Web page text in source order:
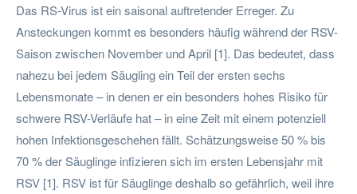
Das RS-Virus ist ein saisonal auftretender Erreger. Zu
Ansteckungen kommt es besonders häufig während der RSV-
Saison zwischen November und April [1]. Das bedeutet, dass
nahezu bei jedem Säugling ein Teil der ersten sechs
Lebensmonate – in denen er ein besonders hohes Risiko für
schwere RSV-Verläufe hat – in eine Zeit mit einem potenziell
hohen Infektionsgeschehen fällt. Schätzungsweise 50 % bis
70 % der Säuglinge infizieren sich im ersten Lebensjahr mit
RSV [1]. RSV ist für Säuglinge deshalb so gefährlich, weil ihre